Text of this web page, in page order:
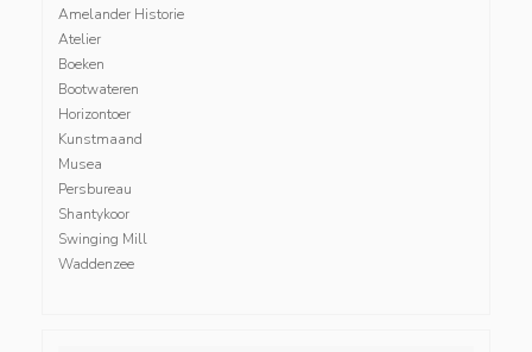
Amelander Historie
Atelier
Boeken
Bootwateren
Horizontoer
Kunstmaand
Musea
Persbureau
Shantykoor
Swinging Mill
Waddenzee